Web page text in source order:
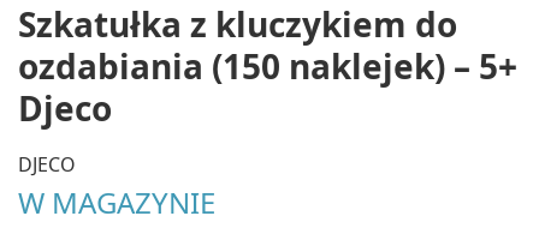
Szkatułka z kluczykiem do
ozdabiania (150 naklejek) – 5+
Djeco
DJECO
W MAGAZYNIE